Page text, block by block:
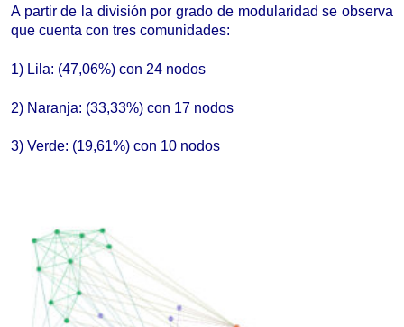
A partir de la división por grado de modularidad se observa
que cuenta con tres comunidades:
1) Lila: (47,06%) con 24 nodos
2) Naranja: (33,33%) con 17 nodos
3) Verde: (19,61%) con 10 nodos